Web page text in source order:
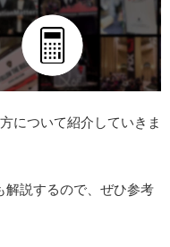
について紹介していきま
解説するので、ぜひ参考